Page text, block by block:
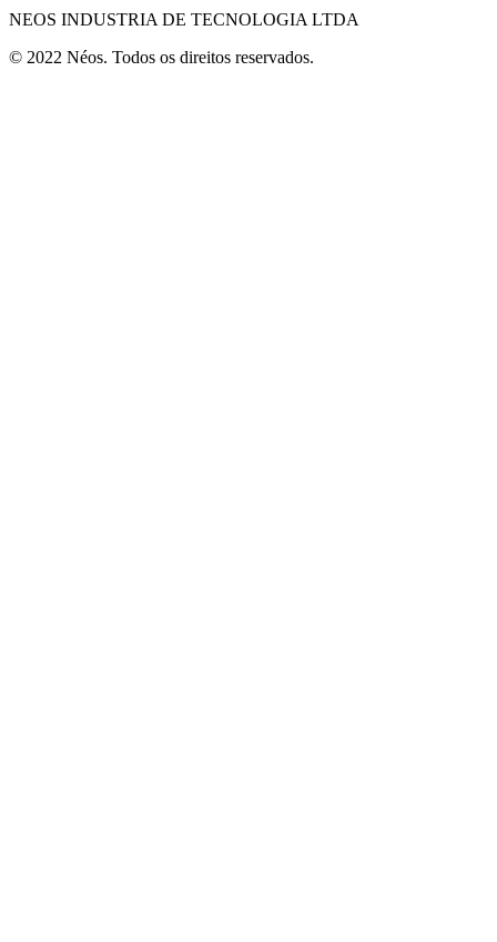
NEOS INDUSTRIA DE TECNOLOGIA LTDA
© 2022 Néos. Todos os direitos reservados.